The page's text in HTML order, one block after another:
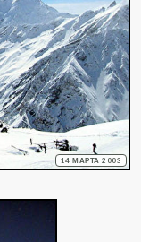
14 МАРТА 2003